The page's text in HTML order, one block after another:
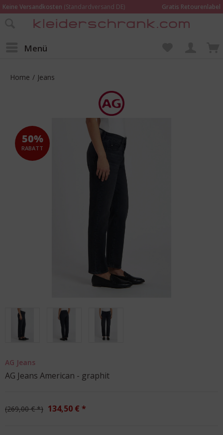
Keine Versandkosten (Standardversand DE)
Gratis Retourenlabel
Online bestellen – im Geschäft in Kempen anprobieren und beraten lassen
Menü
Home / Jeans
50%
RABATT
AG Jeans
AG Jeans American - graphit
269,00 € * 134,50 € *